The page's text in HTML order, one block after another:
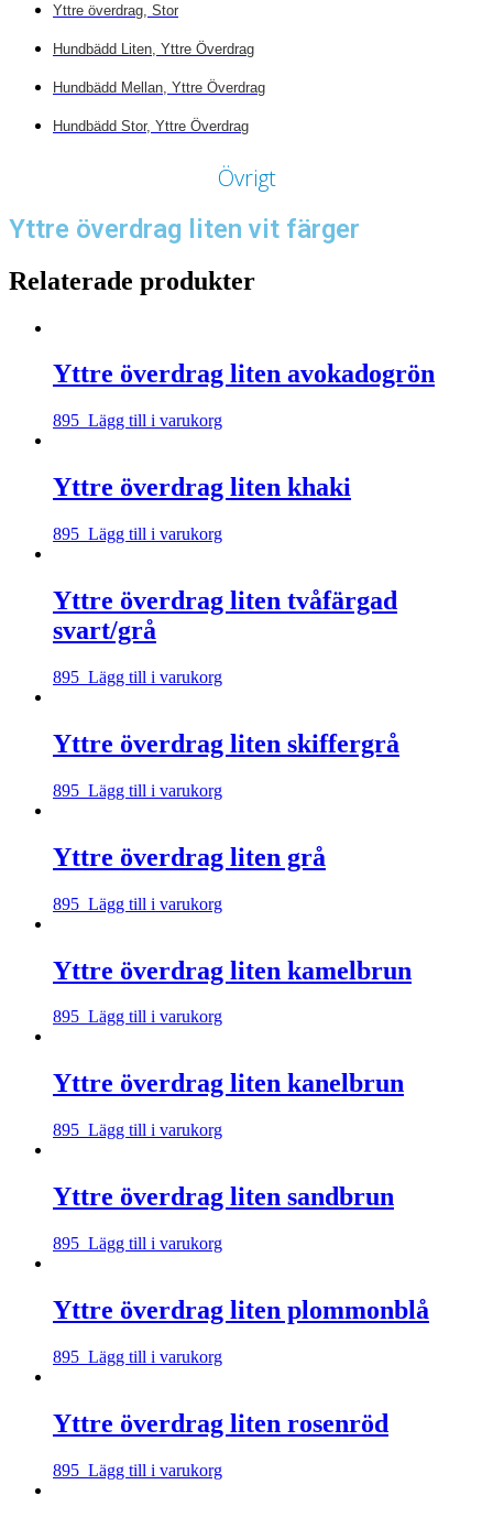
Yttre överdrag, Stor
Hundbädd Liten, Yttre Överdrag
Hundbädd Mellan, Yttre Överdrag
Hundbädd Stor, Yttre Överdrag
Övrigt
Yttre överdrag liten vit färger
Relaterade produkter
Yttre överdrag liten avokadogrön
895 Lägg till i varukorg
Yttre överdrag liten khaki
895 Lägg till i varukorg
Yttre överdrag liten tvåfärgad
svart/grå
895 Lägg till i varukorg
Yttre överdrag liten skiffergrå
895 Lägg till i varukorg
Yttre överdrag liten grå
895 Lägg till i varukorg
Yttre överdrag liten kamelbrun
895 Lägg till i varukorg
Yttre överdrag liten kanelbrun
895 Lägg till i varukorg
Yttre överdrag liten sandbrun
895 Lägg till i varukorg
Yttre överdrag liten plommonblå
895 Lägg till i varukorg
Yttre överdrag liten rosenröd
895 Lägg till i varukorg